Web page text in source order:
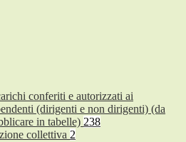
conferiti e autorizzati ai
(dirigenti e non dirigenti) (da
in tabelle) 238
collettiva 2